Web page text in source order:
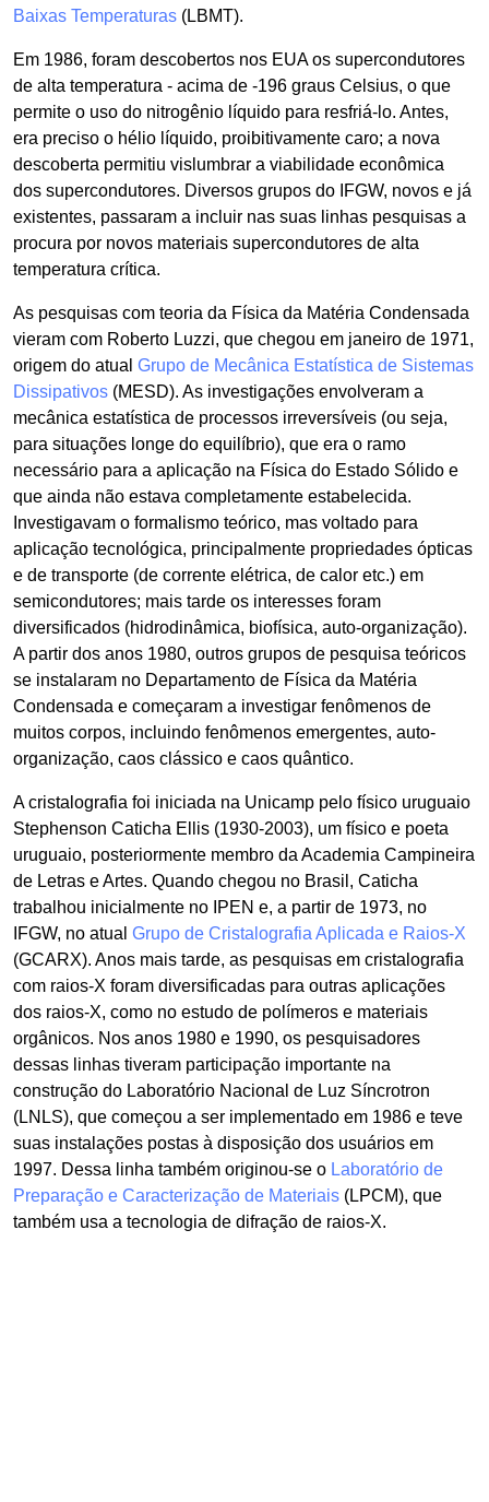
Baixas Temperaturas (LBMT).
Em 1986, foram descobertos nos EUA os supercondutores
de alta temperatura - acima de -196 graus Celsius, o que
permite o uso do nitrogênio líquido para resfriá-lo. Antes,
era preciso o hélio líquido, proibitivamente caro; a nova
descoberta permitiu vislumbrar a viabilidade econômica
dos supercondutores. Diversos grupos do IFGW, novos e já
existentes, passaram a incluir nas suas linhas pesquisas a
procura por novos materiais supercondutores de alta
temperatura crítica.
As pesquisas com teoria da Física da Matéria Condensada
vieram com Roberto Luzzi, que chegou em janeiro de 1971,
origem do atual Grupo de Mecânica Estatística de Sistemas
Dissipativos (MESD). As investigações envolveram a
mecânica estatística de processos irreversíveis (ou seja,
para situações longe do equilíbrio), que era o ramo
necessário para a aplicação na Física do Estado Sólido e
que ainda não estava completamente estabelecida.
Investigavam o formalismo teórico, mas voltado para
aplicação tecnológica, principalmente propriedades ópticas
e de transporte (de corrente elétrica, de calor etc.) em
semicondutores; mais tarde os interesses foram
diversificados (hidrodinâmica, biofísica, auto-organização).
A partir dos anos 1980, outros grupos de pesquisa teóricos
se instalaram no Departamento de Física da Matéria
Condensada e começaram a investigar fenômenos de
muitos corpos, incluindo fenômenos emergentes, auto-
organização, caos clássico e caos quântico.
A cristalografia foi iniciada na Unicamp pelo físico uruguaio
Stephenson Caticha Ellis (1930-2003), um físico e poeta
uruguaio, posteriormente membro da Academia Campineira
de Letras e Artes. Quando chegou no Brasil, Caticha
trabalhou inicialmente no IPEN e, a partir de 1973, no
IFGW, no atual Grupo de Cristalografia Aplicada e Raios-X
(GCARX). Anos mais tarde, as pesquisas em cristalografia
com raios-X foram diversificadas para outras aplicações
dos raios-X, como no estudo de polímeros e materiais
orgânicos. Nos anos 1980 e 1990, os pesquisadores
dessas linhas tiveram participação importante na
construção do Laboratório Nacional de Luz Síncrotron
(LNLS), que começou a ser implementado em 1986 e teve
suas instalações postas à disposição dos usuários em
1997. Dessa linha também originou-se o Laboratório de
Preparação e Caracterização de Materiais (LPCM), que
também usa a tecnologia de difração de raios-X.